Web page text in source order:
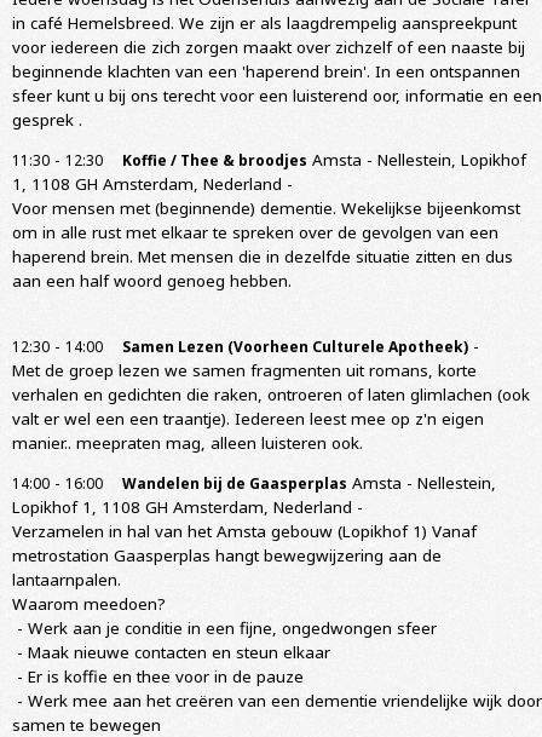
in café Hemelsbreed. We zijn er als laagdrempelig aanspreekpunt
voor iedereen die zich zorgen maakt over zichzelf of een naaste bij
beginnende klachten van een 'haperend brein'. In een ontspannen
sfeer kunt u bij ons terecht voor een luisterend oor, informatie en een
gesprek .
11:30 - 12:30 Koffie / Thee & broodjes Amsta - Nellestein, Lopikhof
1, 1108 GH Amsterdam, Nederland -
Voor mensen met (beginnende) dementie. Wekelijkse bijeenkomst
om in alle rust met elkaar te spreken over de gevolgen van een
haperend brein. Met mensen die in dezelfde situatie zitten en dus
aan een half woord genoeg hebben.
12:30 - 14:00 Samen Lezen (Voorheen Culturele Apotheek) -
Met de groep lezen we samen fragmenten uit romans, korte
verhalen en gedichten die raken, ontroeren of laten glimlachen (ook
valt er wel een een traantje). Iedereen leest mee op z'n eigen
manier.. meepraten mag, alleen luisteren ook.
14:00 - 16:00 Wandelen bij de Gaasperplas Amsta - Nellestein,
Lopikhof 1, 1108 GH Amsterdam, Nederland -
Verzamelen in hal van het Amsta gebouw (Lopikhof 1) Vanaf
metrostation Gaasperplas hangt bewegwijzering aan de
lantaarnpalen.
Waarom meedoen?
- Werk aan je conditie in een fijne, ongedwongen sfeer
- Maak nieuwe contacten en steun elkaar
- Er is koffie en thee voor in de pauze
- Werk mee aan het creëren van een dementie vriendelijke wijk door
samen te bewegen